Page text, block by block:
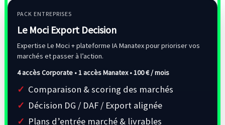
PACK ENTREPRISES
Le Moci Export Decision
Expertise Le Moci + plateforme IA Manatex pour prioriser vos
marchés et passer à l’action.
4 accès Corporate • 1 accès Manatex •100 € / mois
Comparaison & scoring des marchés
Décision DG / DAF / Export alignée
Plans d’entrée marché & livrables